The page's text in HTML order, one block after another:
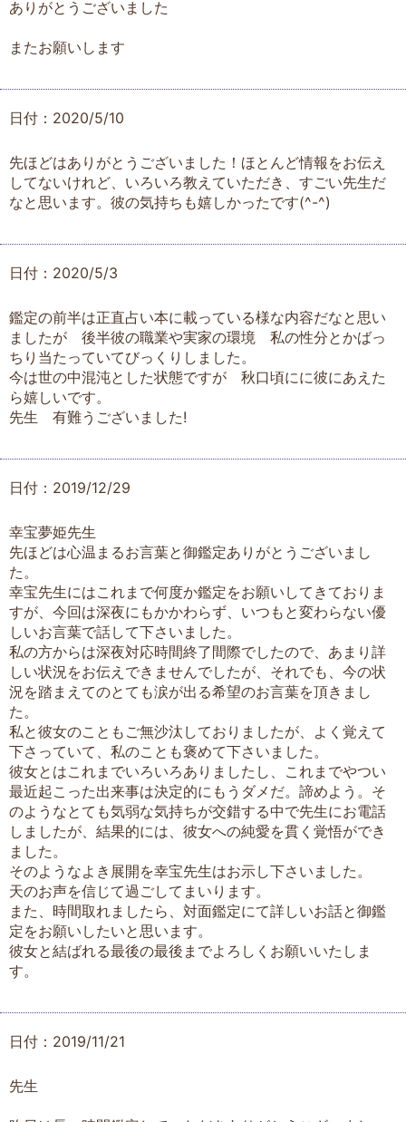
ありがとうございました
またお願いします
日付：2020/5/10
先ほどはありがとうございました！ほとんど情報をお伝え
してないけれど、いろいろ教えていただき、すごい先生だ
なと思います。彼の気持ちも嬉しかったです(^-^)
日付：2020/5/3
鑑定の前半は正直占い本に載っている様な内容だなと思い
ましたが 後半彼の職業や実家の環境 私の性分とかばっ
ちり当たっていてびっくりしました。
今は世の中混沌とした状態ですが 秋口頃にに彼にあえた
ら嬉しいです。
先生 有難うございました!
日付：2019/12/29
幸宝夢姫先生
先ほどは心温まるお言葉と御鑑定ありがとうございまし
た。
幸宝先生にはこれまで何度か鑑定をお願いしてきておりま
すが、今回は深夜にもかかわらず、いつもと変わらない優
しいお言葉で話して下さいました。
私の方からは深夜対応時間終了間際でしたので、あまり詳
しい状況をお伝えできませんでしたが、それでも、今の状
況を踏まえてのとても涙が出る希望のお言葉を頂きまし
た。
私と彼女のこともご無沙汰しておりましたが、よく覚えて
下さっていて、私のことも褒めて下さいました。
彼女とはこれまでいろいろありましたし、これまでやつい
最近起こった出来事は決定的にもうダメだ。諦めよう。そ
のようなとても気弱な気持ちが交錯する中で先生にお電話
しましたが、結果的には、彼女への純愛を貫く覚悟ができ
ました。
そのようなよき展開を幸宝先生はお示し下さいました。
天のお声を信じて過ごしてまいります。
また、時間取れましたら、対面鑑定にて詳しいお話と御鑑
定をお願いしたいと思います。
彼女と結ばれる最後の最後までよろしくお願いいたしま
す。
日付：2019/11/21
先生